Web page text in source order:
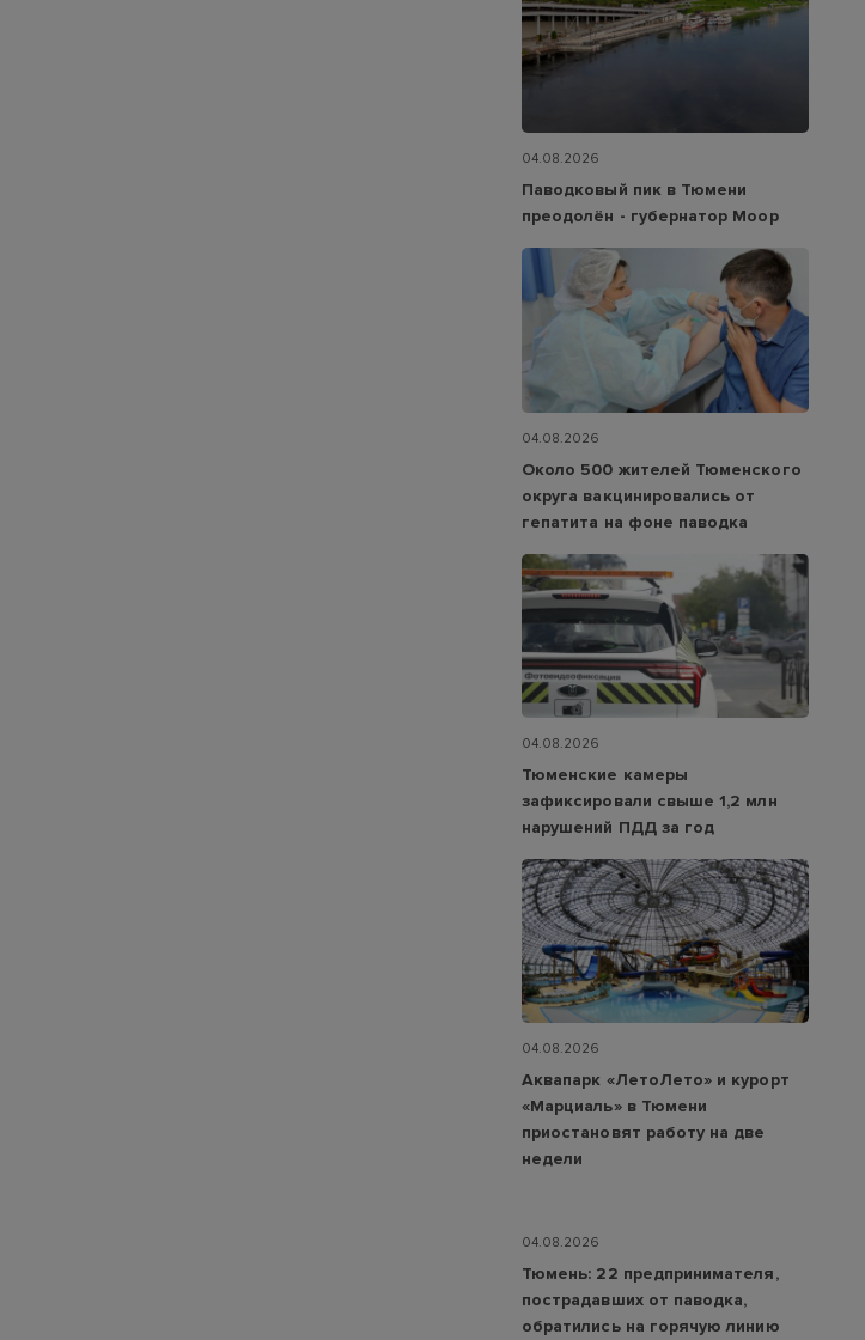
04.08.2026
Паводковый пик в Тюмени
преодолён - губернатор Моор
04.08.2026
Около 500 жителей Тюменского
округа вакцинировались от
гепатита на фоне паводка
04.08.2026
Тюменские камеры
зафиксировали свыше 1,2 млн
нарушений ПДД за год
04.08.2026
Аквапарк «ЛетоЛето» и курорт
«Марциаль» в Тюмени
приостановят работу на две
недели
04.08.2026
Тюмень: 22 предпринимателя,
пострадавших от паводка,
обратились на горячую линию